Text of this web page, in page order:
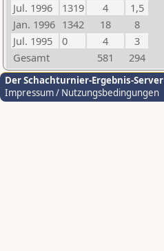
Jul. 1996
1319 4
1,5
Jan. 1996 1342 18
8
Jul. 1995
0 4
3
Gesamt
581 294
Der Schachturnier-Ergebnis-Server
Impressum / Nutzungsbedingungen